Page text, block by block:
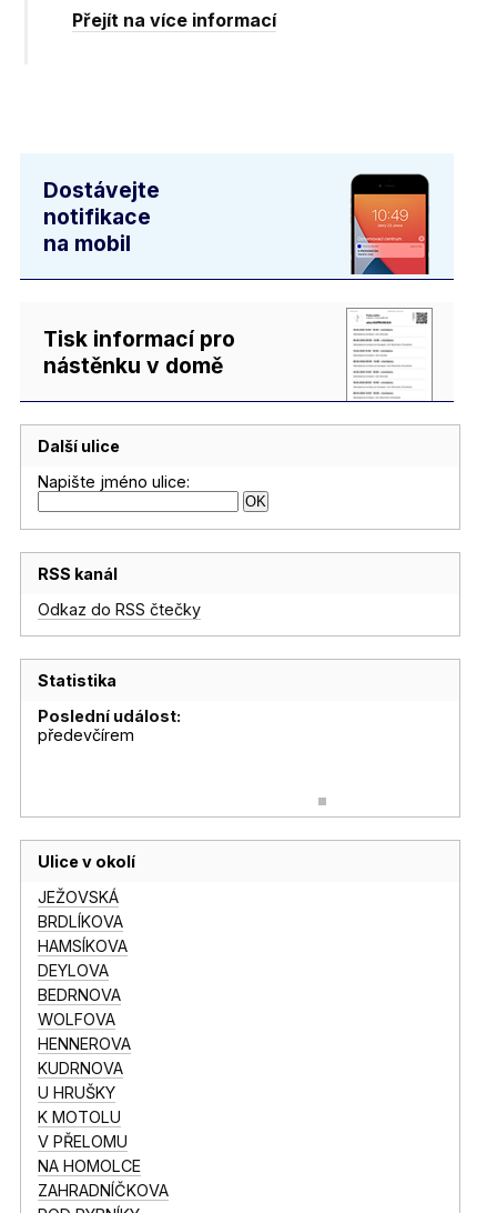
Přejít na více informací
Dostávejte
notifikace
na mobil
Tisk informací pro
nástěnku v domě
Další ulice
Napište jméno ulice:
RSS kanál
Odkaz do RSS čtečky
Statistika
Poslední událost:
předevčírem
Ulice v okolí
JEŽOVSKÁ
BRDLÍKOVA
HAMSÍKOVA
DEYLOVA
BEDRNOVA
WOLFOVA
HENNEROVA
KUDRNOVA
U HRUŠKY
K MOTOLU
V PŘELOMU
NA HOMOLCE
ZAHRADNÍČKOVA